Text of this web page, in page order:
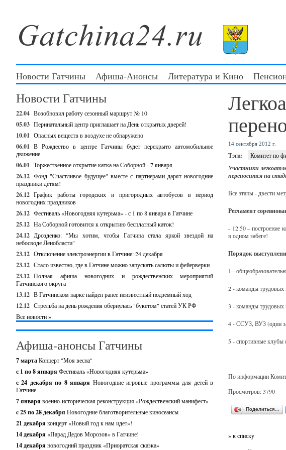
Новости Гатчины Афиша-Анонсы Литература и Кино
Новости Гатчины
22.04 Возобновил работу сезонный маршрут № 10
05.03 Перинатальный центр приглашает на День открытых дверей!
10.01 Опасных веществ в воздухе не обнаружено
06.01 В Рождество в центре Гатчины будет перекрыто автомобильное
движение
06.01 Торжественное открытие катка на Соборной - 7 января
26.12 Фонд "Счастливое будущее" вместе с партнерами дарят новогодние
праздники детям!
26.12 График работы городских и пригородных автобусов в период
новогодних праздников
26.12 Фестиваль «Новогодняя кутерьма» - с 1 по 8 января в Гатчине
25.12 На Соборной готовится к открытию бесплатный каток!
24.12 Дрозденко: "Мы хотим, чтобы Гатчина стала яркой звездой на
небосводе Ленобласти"
23.12 Отключение электроэнергии в Гатчине: 24 декабря
23.12 Стало известно, где в Гатчине можно запускать салюты и фейерверки
23.12 Полная афиша новогодних и рождественских мероприятий
Гатчинского округа
13.12 В Гатчинском парке найден ранее неизвестный подземный ход
12.12 Стрельба на день рождения обернулась "букетом" статей УК РФ
Все новости »
Афиша-анонсы Гатчины
7 мартаКонцерт "Моя весна"
с 1 по 8 января Фестиваль «Новогодняя кутерьма»
с 24 декабря по 8 января Новогодние игровые программы для детей в
Гатчине
7 января военно-историческая реконструкция «Рождественский манифест»
c 25 по 28 декабря Новогодние благотворительные киносеансы
21 декабря концерт «Новый год к нам идет»!
14 декабря «Парад Дедов Морозов» в Гатчине!
14 декабря новогодний праздник «Приоратская сказка»
14 сентября 2012 г.
Тэги: Комитет по
Участники
переносится на
Все этапы - двести
Регламент
- 12:50 – построение
в одном забеге!
Порядок
1 -
2 - команды трудовых
3 - команды трудовых
4 - ССУЗ, ВУЗ (один
5 - спортивные клубы
По информации
Просмотров: 3790
Поделиться…
» к списку